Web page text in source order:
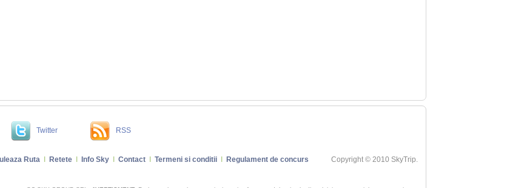
Twitter RSS
RutaI ReteteI Info SkyI ContactI Termeni si conditiiI
Regulament de concurs
Copyright © 2010 SkyTrip.